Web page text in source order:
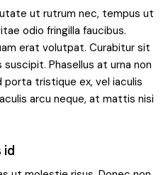
ut rutrum nec, tempus ut
odio fringilla faucibus.
erat volutpat. Curabitur sit
Phasellus at urna non
tristique ex, vel iaculis
arcu neque, at mattis nisi
id